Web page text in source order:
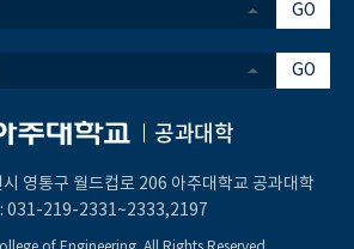
GO
GO
공과대학
영통구 월드컵로 206 아주대학교 공과대학
031-219-2331~2333,2197